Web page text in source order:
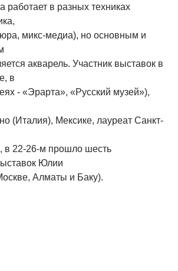
работает в разных техниках
микс-медиа), но основным и
акварель. Участник выставок в
в
- «Эрарта», «Русский музей»),
(Италия), Мексике, лауреат Санкт-
в 22-26-м прошло шесть
Юлии
Алматы и Баку).